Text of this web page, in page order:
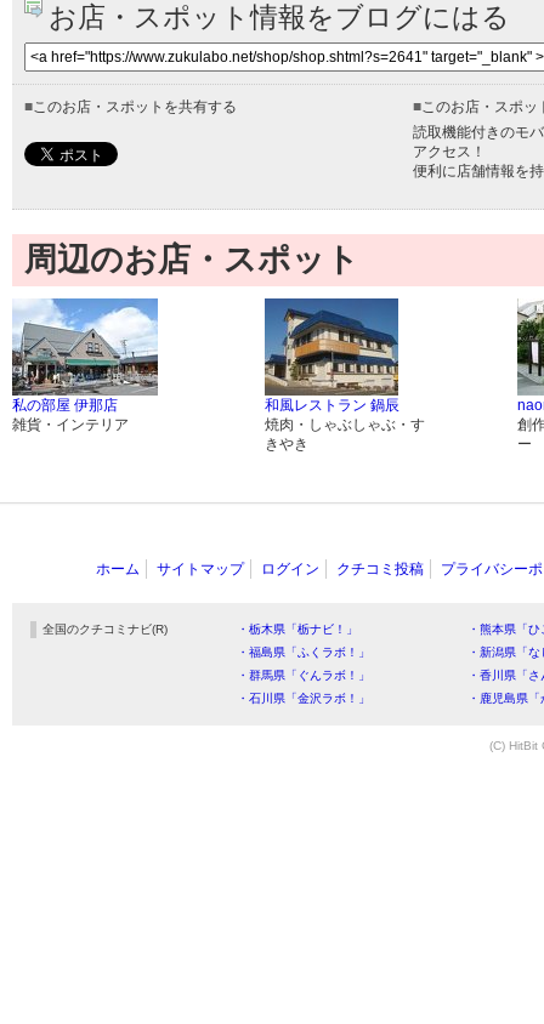
お店・スポット情報をブログにはる
■このお店・スポットを共有する ■このお店・スポッ
読取機能付きのモ
アクセス！
便利に店舗情報を
周辺のお店・スポット
私の部屋 伊那店
雑貨・インテリア
和風レストラン 鍋辰
焼肉・しゃぶしゃぶ・す
きやき
創
ー
ホーム サイトマップ ログイン クチコミ投稿 プライバシー
全国のクチコミナビ(R) ・栃木県「栃ナビ！」
・熊本県「
・福島県「ふくラボ！」
・新潟県「
・群馬県「ぐんラボ！」
・香川県「
・石川県「金沢ラボ！」
・鹿児島県
(C) HitBit